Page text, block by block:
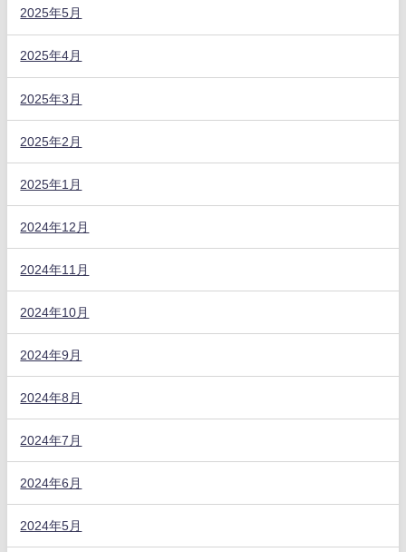
2025年5月
2025年4月
2025年3月
2025年2月
2025年1月
2024年12月
2024年11月
2024年10月
2024年9月
2024年8月
2024年7月
2024年6月
2024年5月